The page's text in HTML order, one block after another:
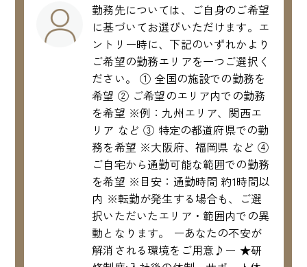
勤務先については、ご自身のご希望
に基づいてお選びいただけます。エ
ントリー時に、下記のいずれかより
ご希望の勤務エリアを一つご選択く
ださい。 ① 全国の施設での勤務を
希望 ② ご希望のエリア内での勤務
を希望 ※例：九州エリア、関西エ
リア など ③ 特定の都道府県での勤
務を希望 ※大阪府、福岡県 など ④
ご自宅から通勤可能な範囲での勤務
を希望 ※目安：通勤時間 約1時間以
内 ※転勤が発生する場合も、ご選
択いただいたエリア・範囲内での異
動となります。 ーあなたの不安が
解消される環境をご用意♪ー ★研